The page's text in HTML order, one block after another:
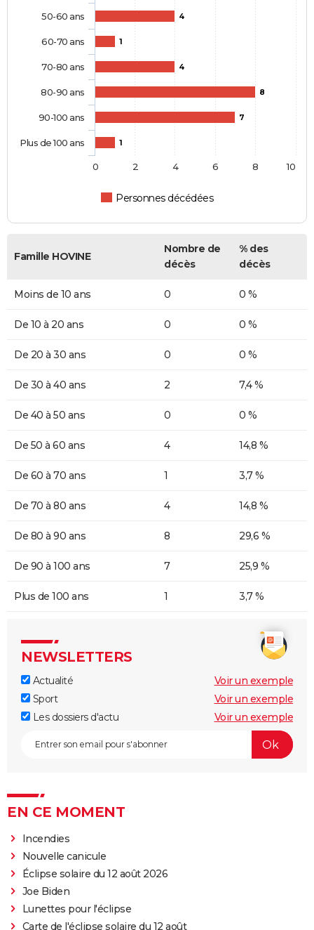
4
1
4
8
7
1
Personnes décédées
50-60 ans
60-70 ans
70-80 ans
80-90 ans
90-100 ans
Plus de 100 ans
0 2 4 6 8 10
Famille HOVINE
Nombre de
décès
% des
décès
Moins de 10 ans 0 0 %
De 10 à 20 ans 0 0 %
De 20 à 30 ans 0 0 %
De 30 à 40 ans 2 7,4 %
De 40 à 50 ans 0 0 %
De 50 à 60 ans 4 14,8 %
De 60 à 70 ans 1 3,7 %
De 70 à 80 ans 4 14,8 %
De 80 à 90 ans 8 29,6 %
De 90 à 100 ans 7 25,9 %
Plus de 100 ans 1 3,7 %
NEWSLETTERS
Actualité
Voir un exemple
Sport
Voir un exemple
Les dossiers d'actu
Voir un exemple
EN CE MOMENT
Incendies
Nouvelle canicule
Éclipse solaire du 12 août 2026
Joe Biden
Lunettes pour l'éclipse
Carte de l'éclipse solaire du 12 août